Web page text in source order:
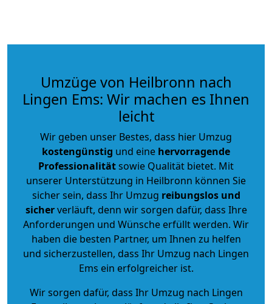
Umzüge von Heilbronn nach
Lingen Ems: Wir machen es Ihnen
leicht
Wir geben unser Bestes, dass hier Umzug
kostengünstig und eine hervorragende
Professionalitätsowie Qualität bietet. Mit
unserer Unterstützung in Heilbronn können Sie
sicher sein, dass Ihr Umzug reibungslos und
sicherverläuft, denn wir sorgen dafür, dass Ihre
Anforderungen und Wünsche erfüllt werden. Wir
haben die besten Partner, um Ihnen zu helfen
und sicherzustellen, dass Ihr Umzug nach Lingen
Ems ein erfolgreicher ist.
Wir sorgen dafür, dass Ihr Umzug nach Lingen